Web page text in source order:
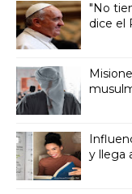
"No
dice el
y llega